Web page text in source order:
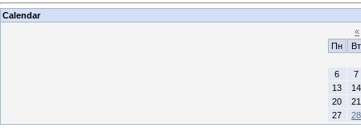
Calendar
«
Пн
Вт
6
7
13
14
20
21
27
28